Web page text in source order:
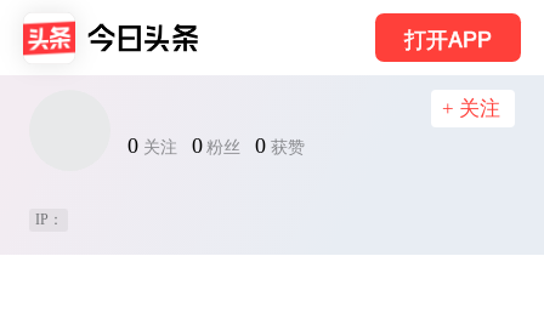
打开APP
0 关注 0 粉丝 0 获赞
+ 关注
IP：